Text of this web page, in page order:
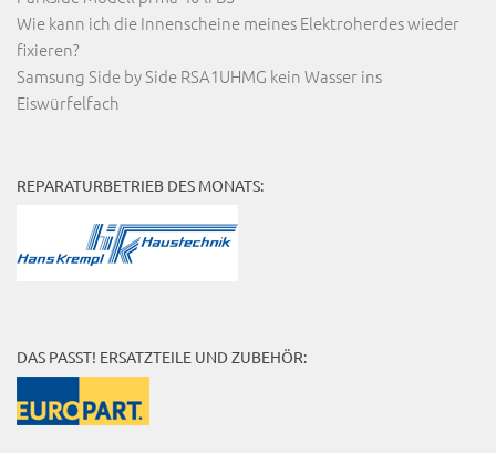
Wie kann ich die Innenscheine meines Elektroherdes wieder
fixieren?
Samsung Side by Side RSA1UHMG kein Wasser ins
Eiswürfelfach
REPARATURBETRIEB DES MONATS:
DAS PASST! ERSATZTEILE UND ZUBEHÖR: